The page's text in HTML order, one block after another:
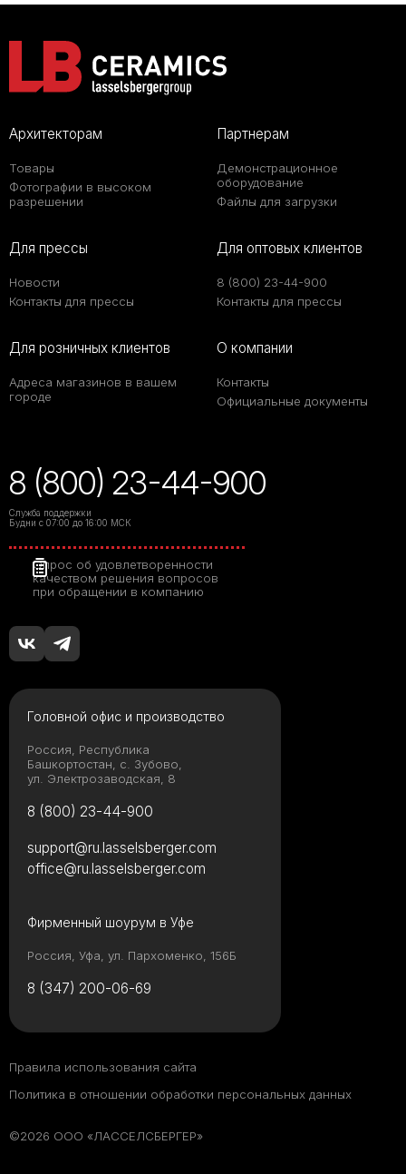
Архитекторам
Товары
Фотографии в высоком
разрешении
Партнерам
Демонстрационное
оборудование
Файлы для загрузки
Для прессы
Новости
Контакты для прессы
Для оптовых клиентов
8 (800) 23-44-900
Контакты для прессы
Для розничных клиентов
Адреса магазинов в вашем
городе
О компании
Контакты
Официальные документы
8 (800) 23-44-900
Служба поддержки
Будни с 07:00 до 16:00 МСК
Опрос об удовлетворенности
качеством решения вопросов
при обращении в компанию
Головной офис и производство
Россия, Республика
Башкортостан, с. Зубово,
ул. Электрозаводская, 8
8 (800) 23-44-900
Фирменный шоурум в Уфе
Россия, Уфа, ул. Пархоменко, 156Б
8 (347) 200-06-69
support@ru.lasselsberger.com
office@ru.lasselsberger.com
©2026 ООО «ЛАССЕЛСБЕРГЕР»
Правила использования сайта
Политика в отношении обработки персональных данных